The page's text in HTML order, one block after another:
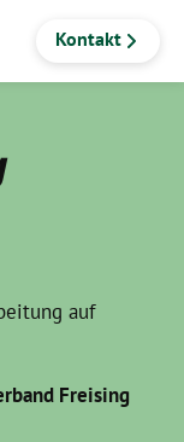
Kontakt
auf
Freising